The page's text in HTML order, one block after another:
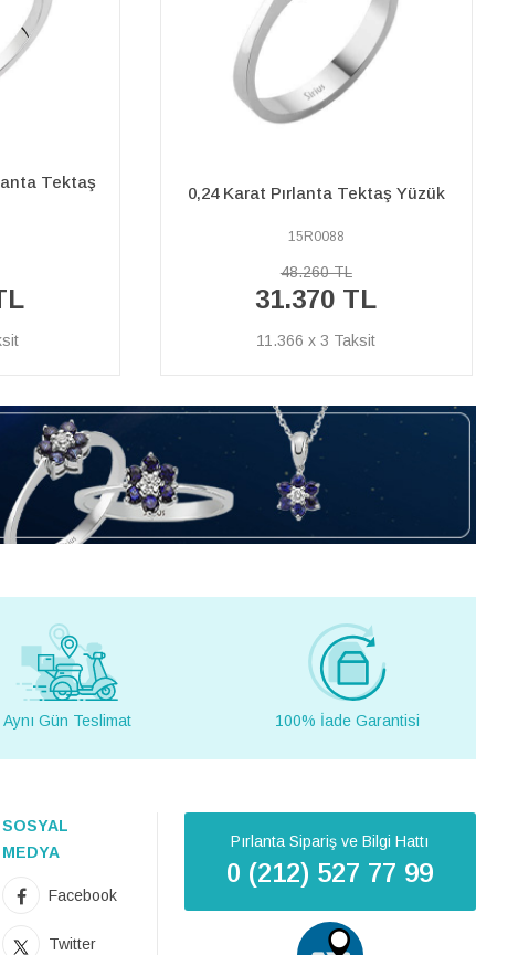
Yüzük
G Renk 0,20 Karat Pırlanta Tektaş
Yüzük
15R0138
38.930 TL
25.310 TL
9.170 x 3
Aynı Gün Teslimat 100% İade Garantisi
SOSYAL
MEDYA
Facebook
Twitter
Pırlanta Sipariş ve Bilgi Hattı
0 (212) 527 77 99